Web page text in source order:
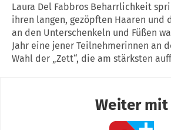
Laura Del Fabbros Beharrlichkeit
ihren langen, gezöpften Haaren und
an den Unterschenkeln und Füßen
Jahr eine jener Teilnehmerinnen an
Wahl der „Zett“, die am stärksten